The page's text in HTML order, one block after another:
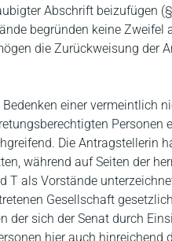
Abschrift beizufügen
begründen keine Zweifel
die Zurückweisung der
einer vermeintlich
Personen
Die Antragstellerin
während auf Seiten der
T als Vorstände
Gesellschaft
der sich der Senat durch
hier auch